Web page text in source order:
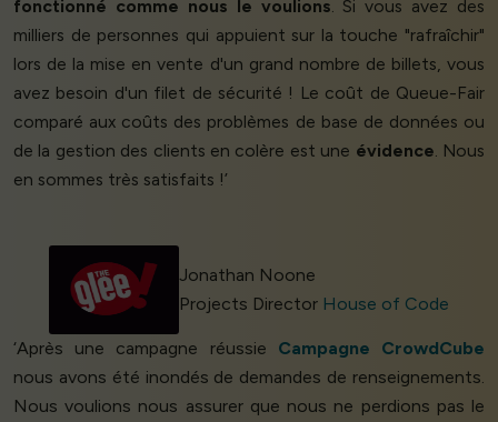
fonctionné comme nous le voulions . Si vous avez des
milliers de personnes qui appuient sur la touche "rafraîchir"
lors de la mise en vente d'un grand nombre de billets, vous
avez besoin d'un filet de sécurité ! Le coût de Queue-Fair
comparé aux coûts des problèmes de base de données ou
de la gestion des clients en colère est une évidence . Nous
en sommes très satisfaits !’
Jonathan Noone
Projects Director House of Code
‘Après une campagne réussie Campagne CrowdCube
nous avons été inondés de demandes de renseignements.
Nous voulions nous assurer que nous ne perdions pas le